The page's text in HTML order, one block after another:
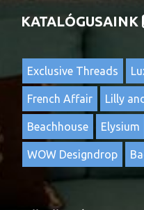
KATALÓGUSAINK
Exclusive Threads
French Affair Lilly
Beachhouse Elysium
WOW Designdrop